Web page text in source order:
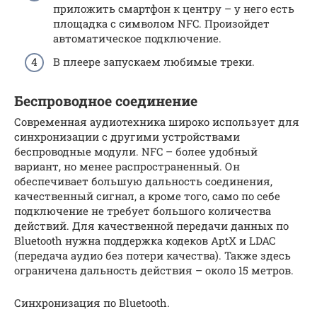
приложить смартфон к центру – у него есть
площадка с символом NFC. Произойдет
автоматическое подключение.
В плеере запускаем любимые треки.
Беспроводное соединение
Современная аудиотехника широко использует для
синхронизации с другими устройствами
беспроводные модули. NFC – более удобный
вариант, но менее распространенный. Он
обеспечивает большую дальность соединения,
качественный сигнал, а кроме того, само по себе
подключение не требует большого количества
действий. Для качественной передачи данных по
Bluetooth нужна поддержка кодеков AptX и LDAC
(передача аудио без потери качества). Также здесь
ограничена дальность действия – около 15 метров.
Синхронизация по Bluetooth.